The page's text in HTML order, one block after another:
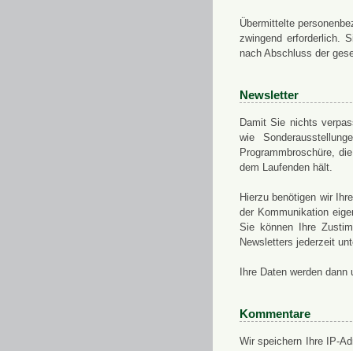
Übermittelte
zwingend erforderlich.
nach Abschluss der
Newsletter
Damit Sie nichts
wie
Programmbroschüre,
dem Laufenden hält.
Hierzu benötigen wir
der Kommunikation
Sie können Ihre
Newsletters jederzeit
Ihre Daten werden
Kommentare
Wir speichern Ihre IP-